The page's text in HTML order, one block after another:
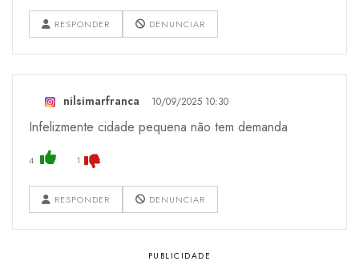
RESPONDER DENUNCIAR
nilsimarfranca 10/09/2025 10:30
Infelizmente cidade pequena não tem demanda
4 1
RESPONDER DENUNCIAR